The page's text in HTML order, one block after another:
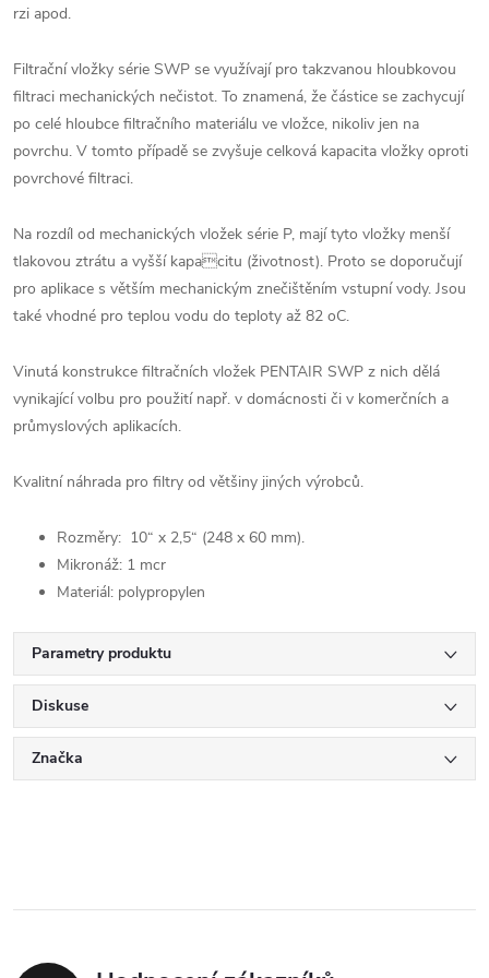
rzi apod.
Filtrační vložky série SWP se využívají pro takzvanou hloubkovou
filtraci mechanických nečistot. To znamená, že částice se zachycují
po celé hloubce filtračního materiálu ve vložce, nikoliv jen na
povrchu. V tomto případě se zvyšuje celková kapacita vložky oproti
povrchové filtraci.
Na rozdíl od mechanických vložek série P, mají tyto vložky menší
tlakovou ztrátu a vyšší kapacitu (životnost). Proto se doporučují
pro aplikace s větším mechanickým znečištěním vstupní vody. Jsou
také vhodné pro teplou vodu do teploty až 82 oC.
Vinutá konstrukce filtračních vložek PENTAIR SWP z nich dělá
vynikající volbu pro použití např. v domácnosti či v komerčních a
průmyslových aplikacích.
Kvalitní náhrada pro filtry od většiny jiných výrobců.
Rozměry: 10“ x 2,5“ (248 x 60 mm).
Mikronáž: 1 mcr
Materiál: polypropylen
Parametry produktu
Diskuse
Značka